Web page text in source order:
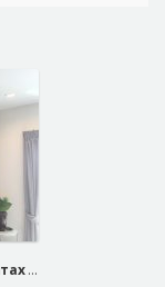
Хэсэгчилсэн зүсэлттэй арьс татах мэс засал